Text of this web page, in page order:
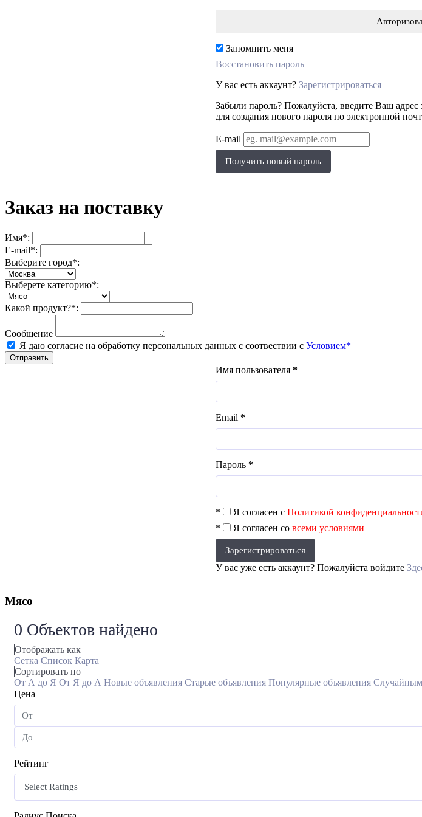
Запомнить меня
Восстановить пароль
У вас есть аккаунт? Зарегистрироваться
Забыли пароль? Пожалуйста, введите Ваш
для создания нового пароля по электронной
E-mail
Получить новый пароль
Заказ на поставку
Имя*:
E-mail*:
Выберите город*:
Выберете категорию*:
Какой продукт?*:
Сообщение
Я даю согласие на обработку персональных данных с соотвествии с Условием*
Отправить
Имя пользователя *
Email *
Пароль *
* Я согласен с Политикой
*
Я согласен со всеми условиями
Зарегистрироваться
У вас уже есть аккаунт? Пожалуйста войдите
Мясо
0 Объектов найдено
Отображать как
Сетка Список Карта
Сортировать по
От А до Я От Я до А Новые объявления Старые объявления Популярные объявления
Цена
Рейтинг